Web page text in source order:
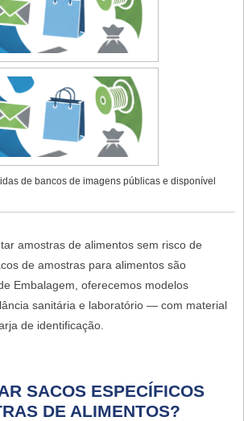
de bancos de imagens públicas e disponível
amostras de alimentos sem risco de
de amostras para alimentos são
Embalagem, oferecemos modelos
sanitária e laboratório — com material
de identificação.
SACOS ESPECÍFICOS
DE ALIMENTOS?